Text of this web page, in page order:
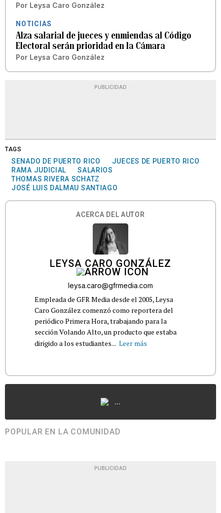
Por Leysa Caro González
NOTICIAS
Alza salarial de jueces y enmiendas al Código
Electoral serán prioridad en la Cámara
Por Leysa Caro González
PUBLICIDAD
TAGS
SENADO DE PUERTO RICO
JUECES DE PUERTO RICO
RAMA JUDICIAL
SALARIOS
THOMAS RIVERA SCHATZ
JOSÉ LUIS DALMAU SANTIAGO
ACERCA DEL AUTOR
LEYSA CARO GONZÁLEZ
leysa.caro@gfrmedia.com
Empleada de GFR Media desde el 2005, Leysa
Caro González comenzó como reportera del
periódico Primera Hora, trabajando para la
sección Volando Alto, un producto que estaba
dirigido a los estudiantes... Leer más
...
POPULAR EN LA COMUNIDAD
PUBLICIDAD